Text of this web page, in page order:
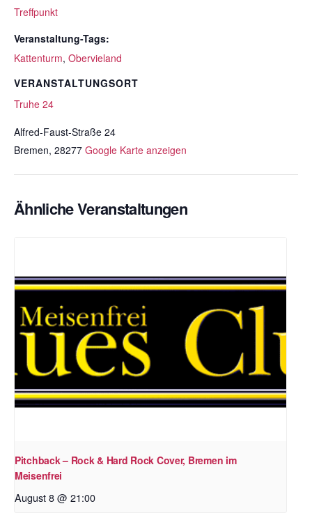
Treffpunkt
Veranstaltung-Tags:
Kattenturm, Obervieland
VERANSTALTUNGSORT
Truhe 24
Alfred-Faust-Straße 24
Bremen, 28277 Google Karte anzeigen
Ähnliche Veranstaltungen
Pitchback – Rock & Hard Rock Cover, Bremen im
Meisenfrei
August 8 @ 21:00